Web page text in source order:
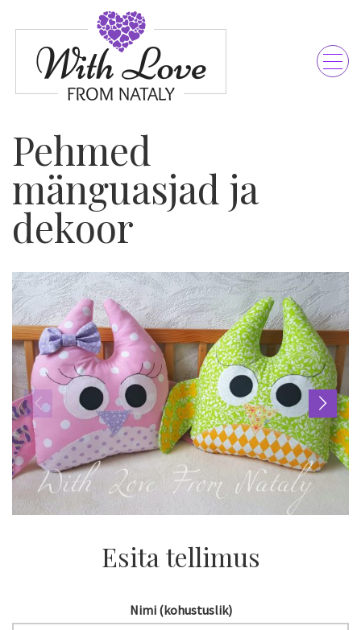
Pehmed
mänguasjad ja
dekoor
Esita tellimus
Nimi (kohustuslik)